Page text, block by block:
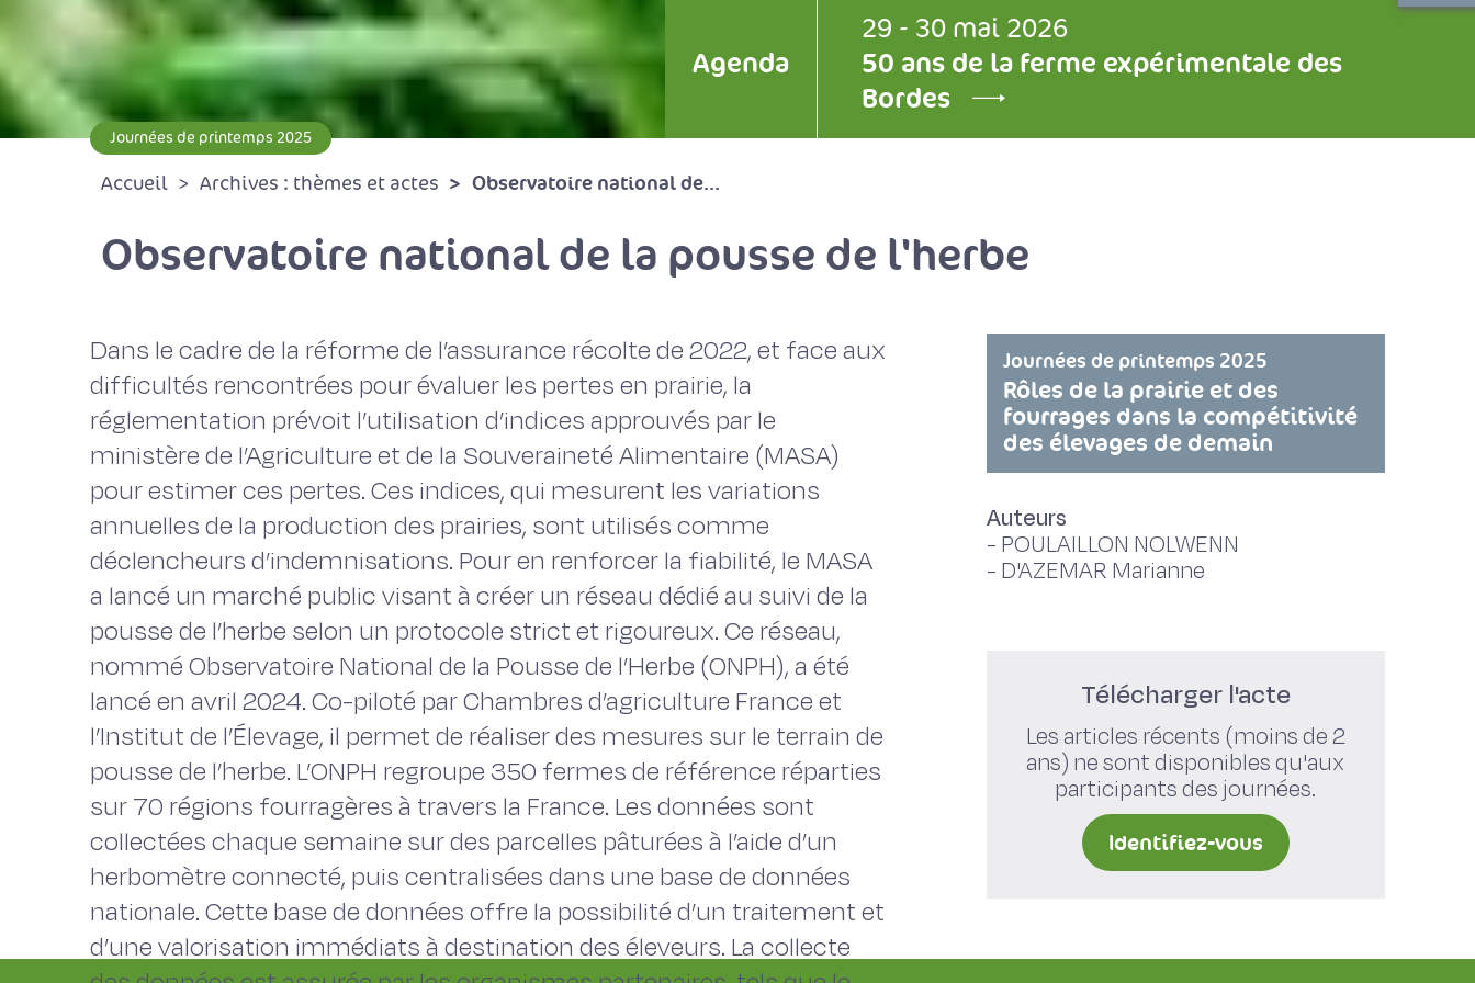
Agenda
29 - 30 mai 2026
50 ans de la ferme expérimentale des
Bordes
Journées de printemps 2025
Accueil Archives : thèmes et actes Observatoire national de...
Observatoire national de la pousse de l'herbe
Dans le cadre de la réforme de l’assurance récolte de 2022, et face aux
difficultés rencontrées pour évaluer les pertes en prairie, la
réglementation prévoit l’utilisation d’indices approuvés par le
ministère de l’Agriculture et de la Souveraineté Alimentaire (MASA)
pour estimer ces pertes. Ces indices, qui mesurent les variations
annuelles de la production des prairies, sont utilisés comme
déclencheurs d’indemnisations. Pour en renforcer la fiabilité, le MASA
a lancé un marché public visant à créer un réseau dédié au suivi de la
pousse de l’herbe selon un protocole strict et rigoureux. Ce réseau,
nommé Observatoire National de la Pousse de l’Herbe (ONPH), a été
lancé en avril 2024. Co-piloté par Chambres d’agriculture France et
l’Institut de l’Élevage, il permet de réaliser des mesures sur le terrain de
pousse de l’herbe. L’ONPH regroupe 350 fermes de référence réparties
sur 70 régions fourragères à travers la France. Les données sont
collectées chaque semaine sur des parcelles pâturées à l’aide d’un
herbomètre connecté, puis centralisées dans une base de données
nationale. Cette base de données offre la possibilité d’un traitement et
d’une valorisation immédiats à destination des éleveurs. La collecte
Journées de printemps 2025
Rôles de la prairie et des
fourrages dans la compétitivité
des élevages de demain
Auteurs
- POULAILLON NOLWENN
- D'AZEMAR Marianne
Télécharger l'acte
Les articles récents (moins de 2
ans) ne sont disponibles qu'aux
participants des journées.
Identifiez-vous